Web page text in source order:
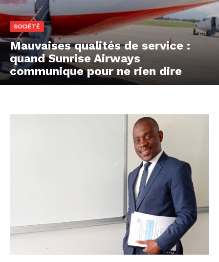
SOCIÉTÉ
Mauvaises qualités de service :
quand Sunrise Airways
communique pour ne rien dire